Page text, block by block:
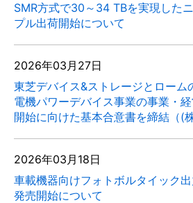
SMR方式で30～34 TBを実現した
プル出荷開始について
2026年03月27日
東芝デバイス&ストレージとローム
電機パワーデバイス事業の事業・
開始に向けた基本合意書を締結（(
2026年03月18日
車載機器向けフォトボルタイック
発売開始について